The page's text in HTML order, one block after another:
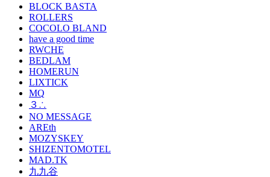
BLOCK BASTA
ROLLERS
COCOLO BLAND
have a good time
RWCHE
BEDLAM
HOMERUN
LIXTICK
MQ
３∴
NO MESSAGE
AREth
MOZYSKEY
SHIZENTOMOTEL
MAD.TK
九九谷